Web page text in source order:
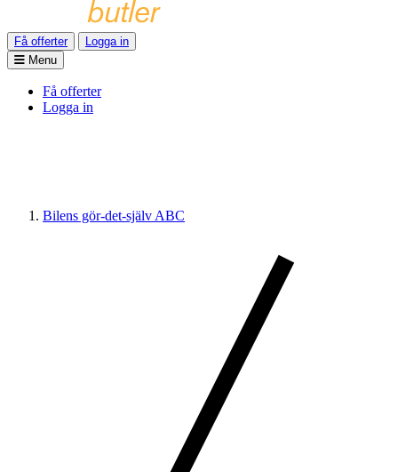
Få offerter
Logga in
Menu
Få offerter
Logga in
Bilens gör-det-själv ABC